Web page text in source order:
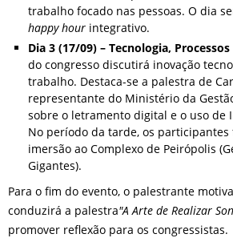
trabalho focado nas pessoas. O dia
happy hour integrativo.
Dia 3 (17/09) – Tecnologia,
do congresso discutirá inovação
trabalho. Destaca-se a palestra de
representante do Ministério da
sobre o letramento digital e o uso de
No período da tarde, os
imersão ao Complexo de Peirópolis
Gigantes).
Para o fim do evento, o palestrante
conduzirá a palestra"A Arte de Realizar
promover reflexão para os congressistas.